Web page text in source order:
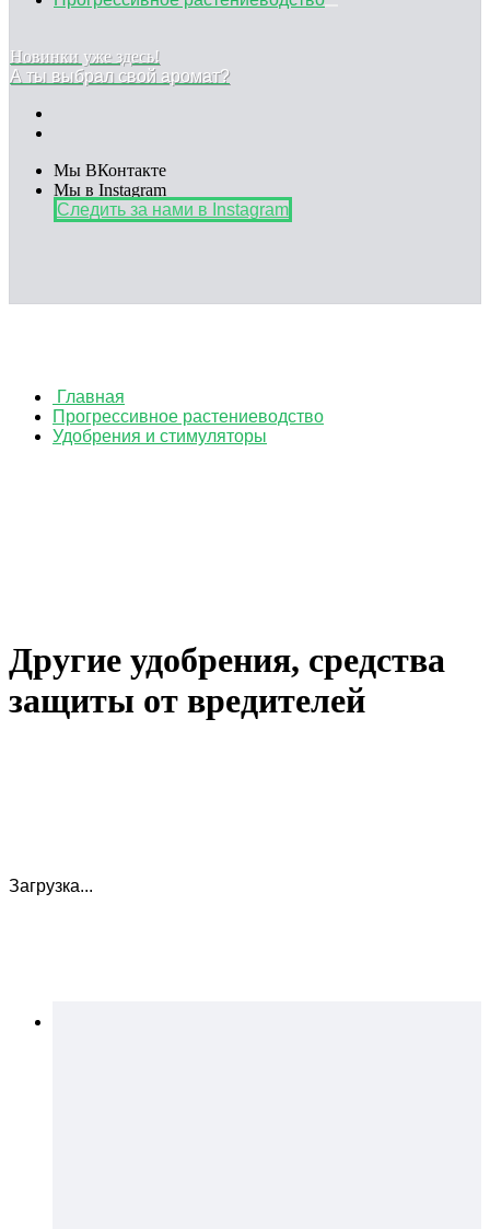
Новинки уже здесь!
А ты выбрал свой аромат?
Мы ВКонтакте
Мы в Instagram
Следить за нами в Instagram
Главная
Прогрессивное растениеводство
Удобрения и стимуляторы
Другие удобрения, средства
защиты от вредителей
Загрузка...